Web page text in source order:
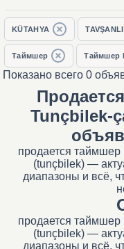
KÜTAHYA TAVŞANLI
Таймшер Таймшер
Показано всего 0
Tunçbilek-
продается таймшер
(tunçbilek) —
диапазоны и всё,
продается таймшер
(tunçbilek) —
диапазоны и всё,